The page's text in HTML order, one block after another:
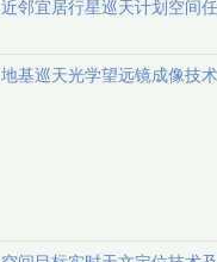
近邻宜居行星巡天计划空间
地基巡天光学望远镜成像技术